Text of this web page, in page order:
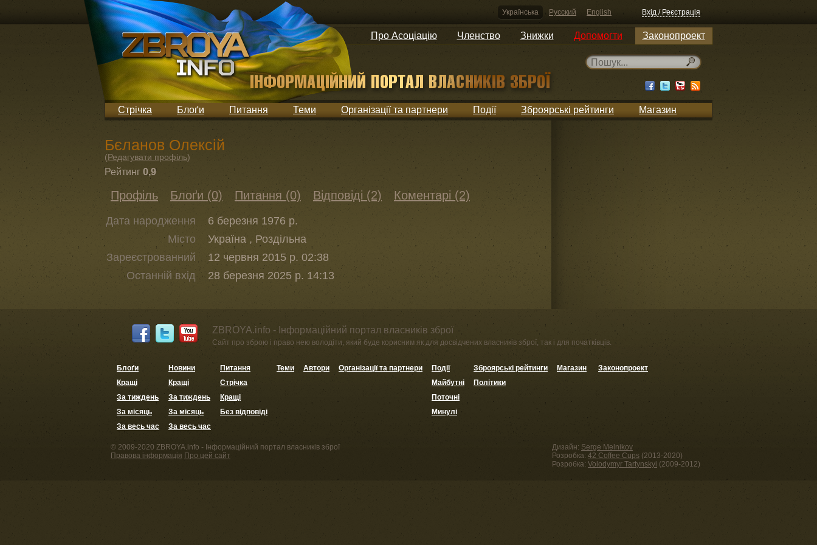
Українська Русский English Вхід / Реєстрація
Про Асоціацію Членство Знижки Допомогти Законопроект
Стрічка Блоґи Питання Теми Організації та партнери Події Зброярські рейтинги Магазин
Бєланов Олексій
(Редагувати профіль)
Рейтинг 0,9
Профіль Блоґи (0) Питання (0) Відповіді (2) Коментарі (2)
Дата народження
6 березня 1976 р.
Місто
Україна , Роздільна
Зареєстрованний
12 червня 2015 р. 02:38
Останній вхід
28 березня 2025 р. 14:13
ZBROYA.info - Інформаційний портал власників зброї
Сайт про зброю і право нею володіти, який буде корисним як для досвідчених власників зброї, так і для початківців.
Блоґи
Кращі
За тиждень
За місяць
За весь час
Новини
Кращі
За тиждень
За місяць
За весь час
Питання
Стрічка
Кращі
Без відповіді
Теми Автори Організації та партнери
Події
Майбутні
Поточні
Минулі
Зброярські рейтинги
Політики
Магазин Законопроект
© 2009-2020 ZBROYA.info - Інформаційний портал власників зброї
Правова інформація Про цей сайт
Дизайн: Serge Melnikov
Розробка: 42 Coffee Cups (2013-2020)
Розробка: Volodymyr Tartynskyi (2009-2012)